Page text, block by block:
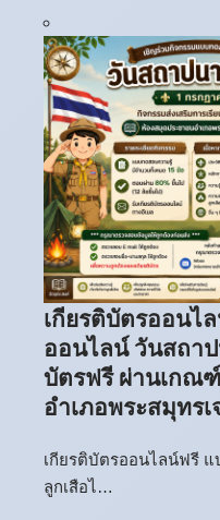
เกียรติบัตรออนไ
ออนไลน์ วันสถาป
บัตรฟรี ผ่านเกณ
อำเภอพระสมุทรเ
เกียรติบัตรออนไลน์ฟรี
ลูกเสือไ…